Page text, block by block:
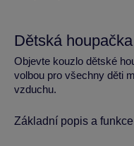
Dětská
Objevte kouzlo dětské
volbou pro všechny děti
vzduchu.
Základní popis a funkce